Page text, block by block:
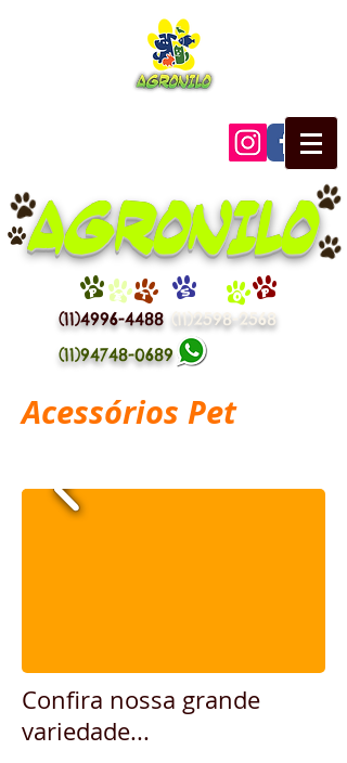
AGRONILO
(11)4996-4488 (11)2598-2568
(11)94748-0689
PET S OP
Acessórios Pet
Confira nossa grande
variedade...